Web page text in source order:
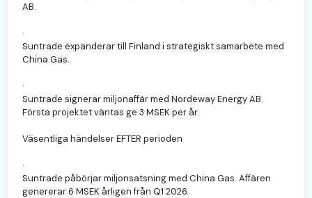
AB.
·
Suntrade expanderar till Finland i strategiskt samarbete med
China Gas.
·
Suntrade signerar miljonaffär med Nordeway Energy AB.
Första projektet väntas ge 3 MSEK per år.
Väsentliga händelser EFTER perioden
·
Suntrade påbörjar miljonsatsning med China Gas. Affären
genererar 6 MSEK årligen från Q1 2026.